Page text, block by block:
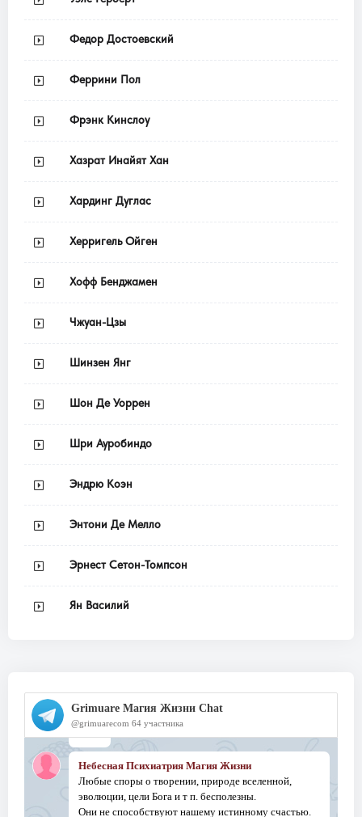
Федор Достоевский
Феррини Пол
Фрэнк Кинслоу
Хазрат Инайят Хан
Хардинг Дуглас
Херригель Ойген
Хофф Бенджамен
Чжуан-Цзы
Шинзен Янг
Шон Де Уоррен
Шри Ауробиндо
Эндрю Коэн
Энтони Де Мелло
Эрнест Сетон-Томпсон
Ян Василий